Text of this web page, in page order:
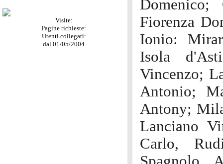
Visite:
Pagine richieste:
Utenti collegati:
dal 01/05/2004
Domenico;
Fiorenza
Ionio:
Isola
Vincenzo;
Antonio;
Antony;
Lanciano
Carlo,